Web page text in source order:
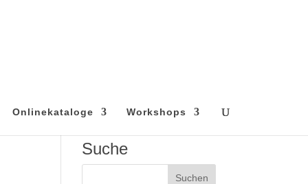
Onlinekataloge Workshops
Suche